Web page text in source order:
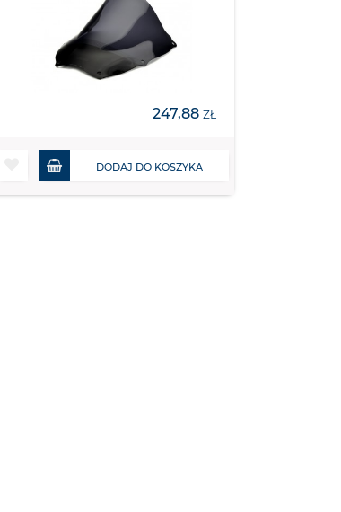
247,88 ZŁ
DODAJ DO KOSZYKA